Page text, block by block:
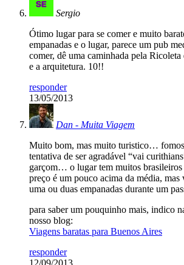
Sergio
Ótimo lugar para se comer e muito
empanadas e o lugar, parece um pub
comer, dê uma caminhada pela Ricoleta
e a arquitetura. 10!!
responder
13/05/2013
Dan - Muita Viagem
Muito bom, mas muito turistico…
tentativa de ser agradável “vai
garçom… o lugar tem muitos
preço é um pouco acima da média, mas
uma ou duas empanadas durante um
para saber um pouquinho mais, indico
nosso blog:
Viagens baratas para Buenos Aires
responder
12/09/2013